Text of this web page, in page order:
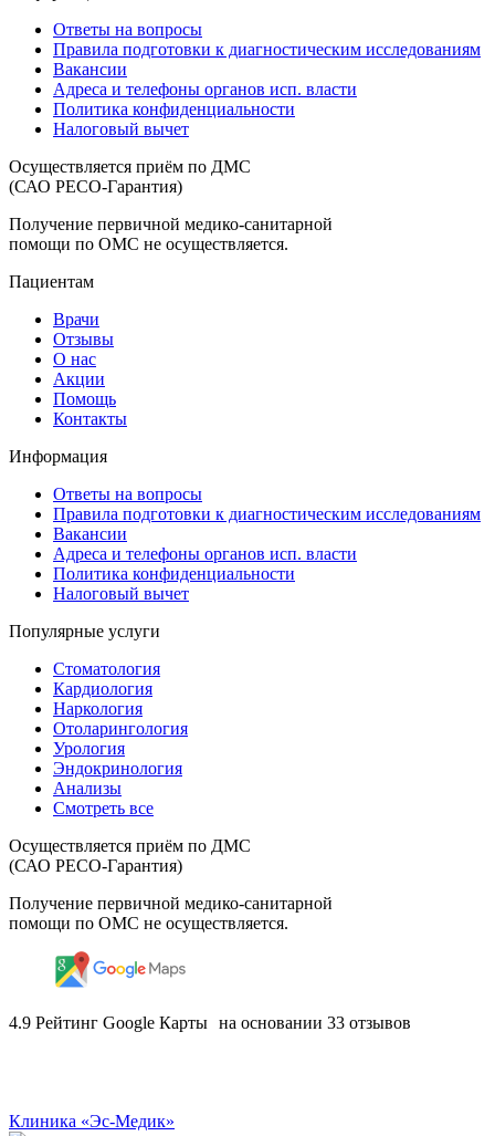
Ответы на вопросы
Правила подготовки к диагностическим исследованиям
Вакансии
Адреса и телефоны органов исп. власти
Политика конфиденциальности
Налоговый вычет
Осуществляется приём по ДМС
(САО РЕСО-Гарантия)
Получение первичной медико-санитарной
помощи по ОМС не осуществляется.
Пациентам
Врачи
Отзывы
О нас
Акции
Помощь
Контакты
Информация
Ответы на вопросы
Правила подготовки к диагностическим исследованиям
Вакансии
Адреса и телефоны органов исп. власти
Политика конфиденциальности
Налоговый вычет
Популярные услуги
Стоматология
Кардиология
Наркология
Отоларингология
Урология
Эндокринология
Анализы
Смотреть все
Осуществляется приём по ДМС
(САО РЕСО-Гарантия)
Получение первичной медико-санитарной
помощи по ОМС не осуществляется.
4.9 Рейтинг Google Карты на основании 33 отзывов
Клиника «Эс-Медик»